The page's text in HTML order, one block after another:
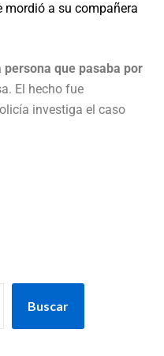
mordió a su compañera
que pasaba por
El hecho fue
investiga el caso
Buscar